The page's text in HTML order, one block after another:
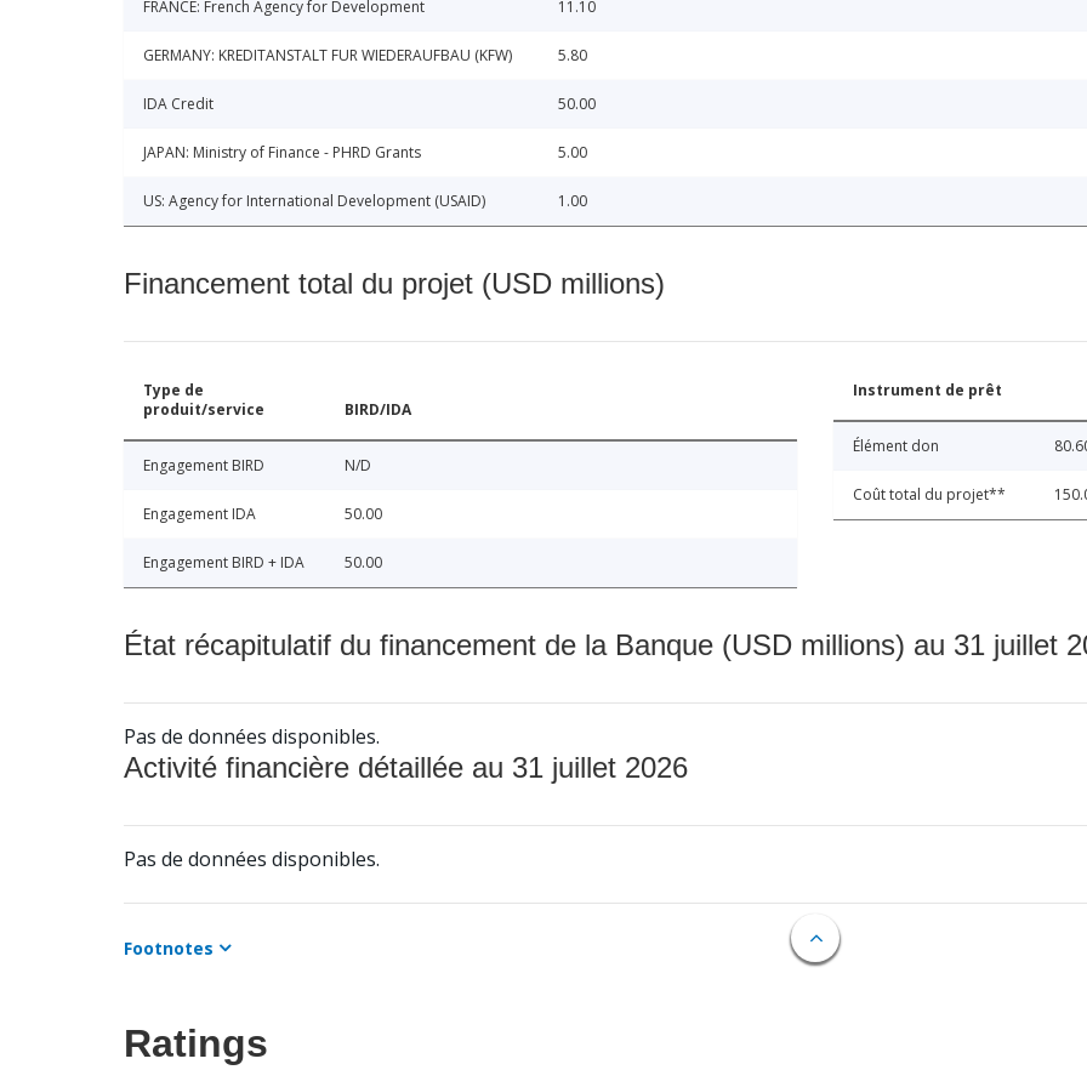
FRANCE: French Agency for Development 11.10
GERMANY: KREDITANSTALT FUR WIEDERAUFBAU (KFW) 5.80
IDA Credit 50.00
JAPAN: Ministry of Finance - PHRD Grants 5.00
US: Agency for International Development (USAID) 1.00
Financement total du projet (USD millions)
Type de
produit/service
BIRD/IDA
Engagement BIRD N/D
Engagement IDA 50.00
Engagement BIRD + IDA 50.00
Instrument de prêt
Élément don
Coût total du projet**
État récapitulatif du financement de la Banque (USD millions) au 31 juillet
Pas de données disponibles.
Activité financière détaillée au 31 juillet 2026
Pas de données disponibles.
Footnotes
Ratings